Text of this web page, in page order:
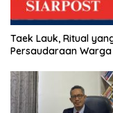
Taek Lauk, Ritual
Persaudaraan